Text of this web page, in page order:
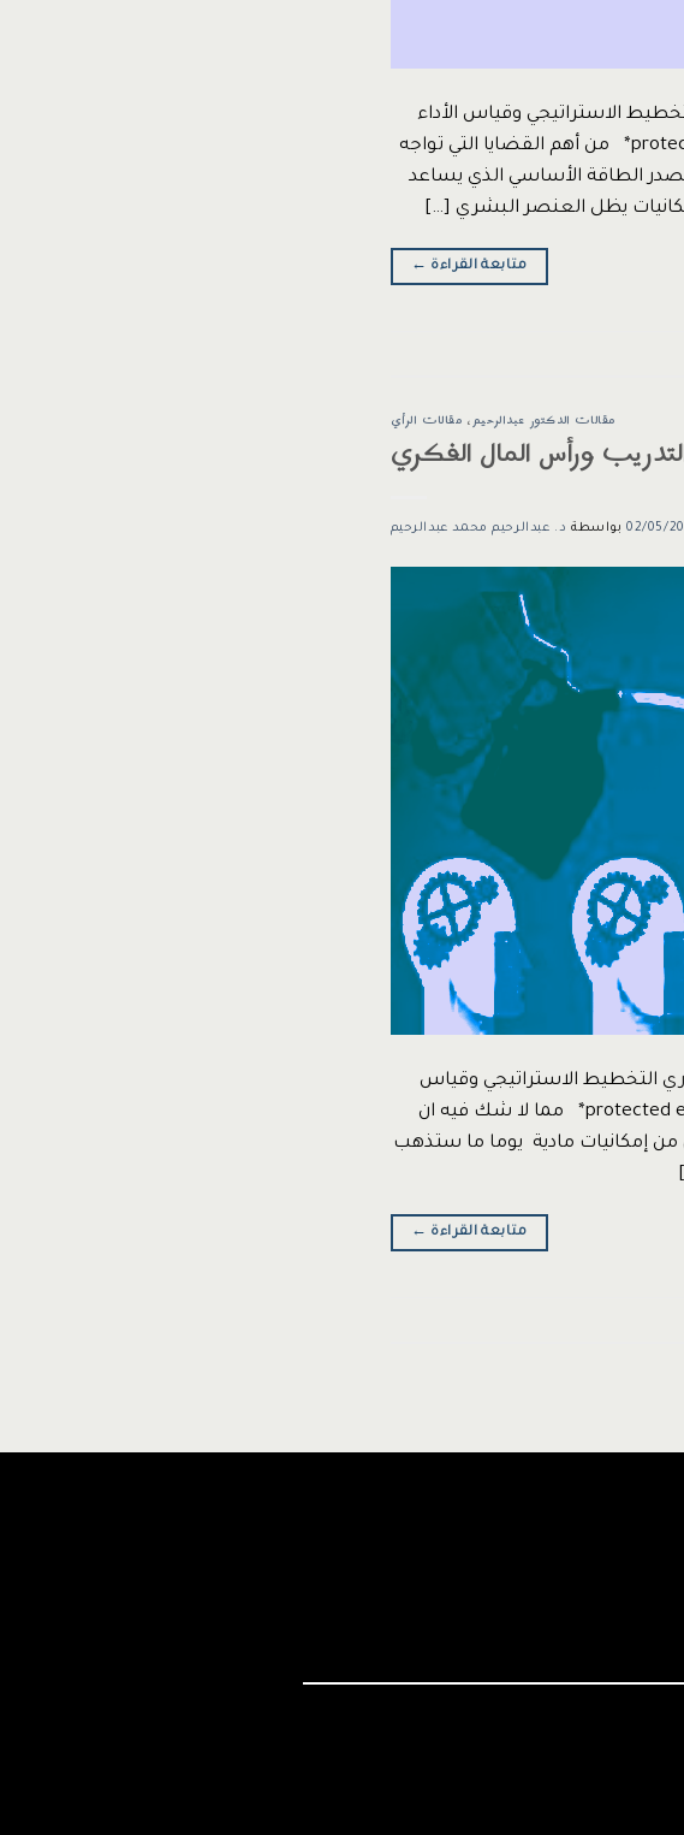
الاستراتيجي وقياس الأداء
المؤسسي أستاذ الإدارة العامة المساعد – كلية المجتمع *protected email* من أهم القضايا التي تواجه
الطاقة الأساسي الذي يساعد
يظل العنصر البشري […]
متابعة القراءة ←
مقالات الدكتور عبدالرحيم، مقالات الرأي
ورأس المال الفكري
02/05/ بواسطة د. عبدالرحيم محمد عبدالرحيم
التخطيط الاستراتيجي وقياس
الأداء المؤسسي أستاذ الإدارة العامة المساعد – كلية المجتمع *protected email* مما لا شك فيه ان
إمكانيات مادية يوما ما ستذهب
متابعة القراءة ←